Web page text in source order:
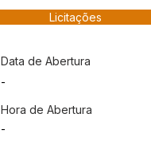
Licitações
Data de Abertura
-
Hora de Abertura
-